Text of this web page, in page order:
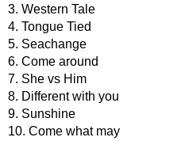
3. Western Tale
4. Tongue Tied
5. Seachange
6. Come around
7. She vs Him
8. Different with you
9. Sunshine
10. Come what may